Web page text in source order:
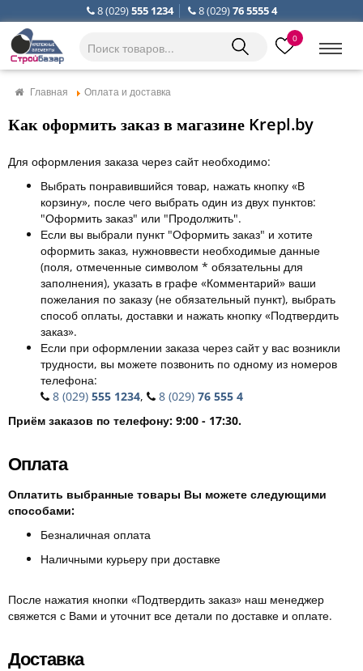
8 (029)555 1234 8 (029)76 5555 4
0
Главная Оплата и доставка
Как оформить заказ в магазине Krepl.by
Для оформления заказа через сайт необходимо:
Выбрать понравившийся товар, нажать кнопку «В
корзину», после чего выбрать один из двух пунктов:
"Оформить заказ" или "Продолжить".
Если вы выбрали пункт "Оформить заказ" и хотите
оформить заказ, нужноввести необходимые данные
(поля, отмеченные символом * обязательны для
заполнения), указать в графе «Комментарий» ваши
пожелания по заказу (не обязательный пункт), выбрать
способ оплаты, доставки и нажать кнопку «Подтвердить
заказ».
Если при оформлении заказа через сайт у вас возникли
трудности, вы можете позвонить по одному из номеров
телефона:
8 (029) 555 1234, 8 (029) 76 555 4
Приём заказов по телефону: 9:00 - 17:30.
Оплата
Оплатить выбранные товары Вы можете следующими
способами:
Безналичная оплата
Наличными курьеру при доставке
После нажатия кнопки «Подтвердить заказ» наш менеджер
свяжется с Вами и уточнит все детали по доставке и оплате.
Доставка